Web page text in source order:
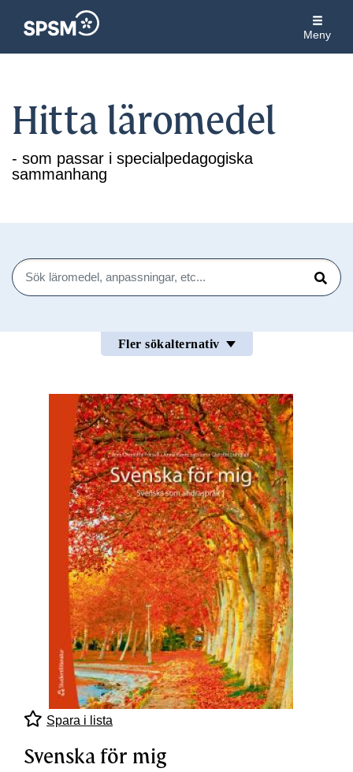
Meny
Hitta läromedel
- som passar i specialpedagogiska
sammanhang
Sök
Sök
Fler sökalternativ
Spara i lista
Svenska för mig